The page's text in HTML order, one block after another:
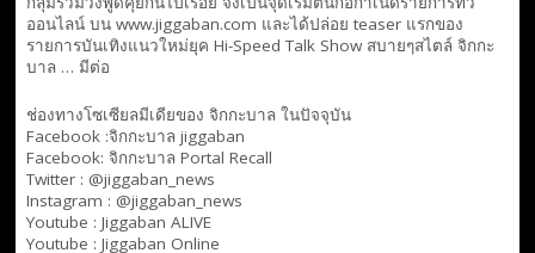
ออนไลน์ บน www.jiggaban.com และได้ปล่อย teaser แรกของ
รายการบันเทิงแนวใหม่ยุค Hi-Speed Talk Show สบายๆสไตล์ จิกกะ
บาล … มีต่อ
ช่องทางโซเซียลมีเดียของ จิกกะบาล ในปัจจุบัน
Facebook :จิกกะบาล jiggaban
Facebook: จิกกะบาล Portal Recall
Twitter : @jiggaban_news
Instagram : @jiggaban_news
Youtube : Jiggaban ALIVE
Youtube : Jiggaban Online